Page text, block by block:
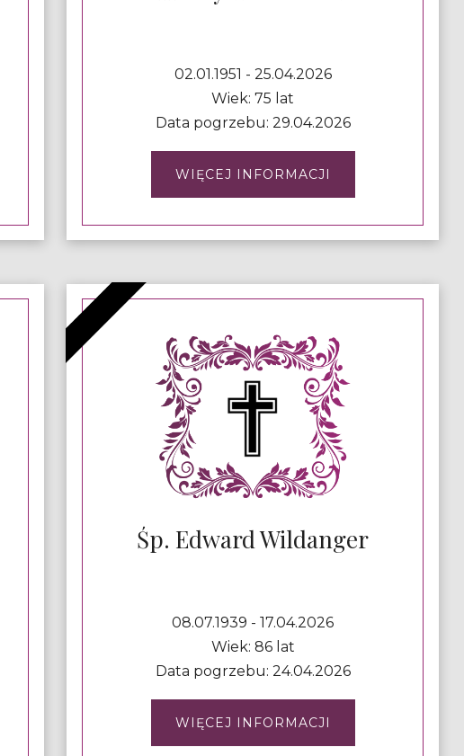
02.01.1951 - 25.04.2026
Wiek: 75 lat
Data pogrzebu: 29.04.2026
WIĘCEJ INFORMACJI
Śp. Edward Wildanger
08.07.1939 - 17.04.2026
Wiek: 86 lat
Data pogrzebu: 24.04.2026
WIĘCEJ INFORMACJI